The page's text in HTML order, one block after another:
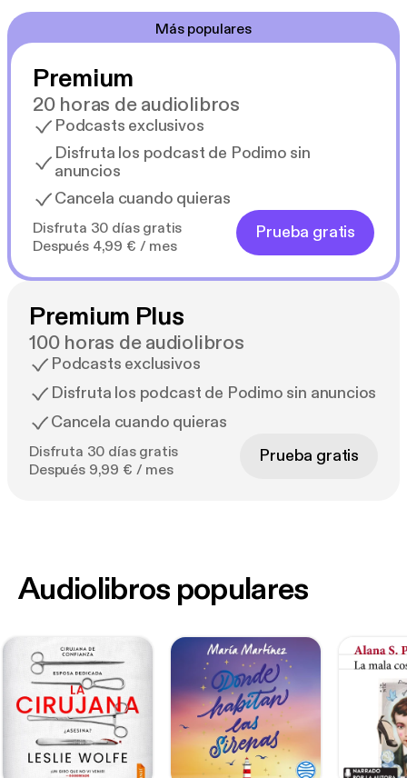
Más populares
Premium
20 horas de audiolibros
Podcasts exclusivos
Disfruta los podcast de Podimo sin
anuncios
Cancela cuando quieras
Disfruta 30 días gratis
Después 4,99 € / mes
Prueba gratis
Premium Plus
100 horas de audiolibros
Podcasts exclusivos
Disfruta los podcast de Podimo sin anuncios
Cancela cuando quieras
Disfruta 30 días gratis
Después 9,99 € / mes
Prueba gratis
Audiolibros populares